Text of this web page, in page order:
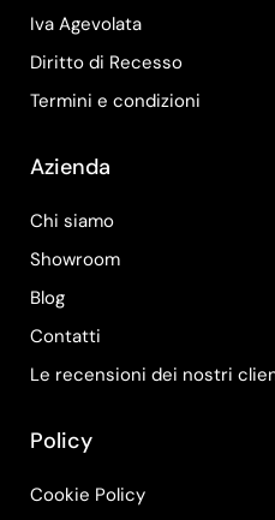
Iva Agevolata
Diritto di Recesso
Termini e condizioni
Azienda
Chi siamo
Showroom
Blog
Contatti
Le recensioni dei nostri
Policy
Cookie Policy